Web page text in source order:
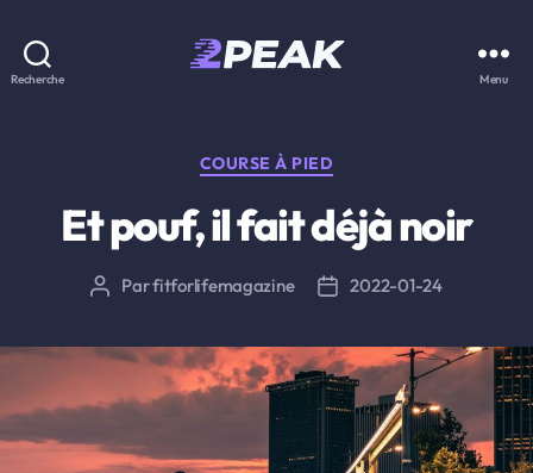
Recherche Menu
Catégories
COURSE À PIED
Et pouf, il fait déjà noir
Auteur
Parfitforlifemagazine
Date2022-01-24